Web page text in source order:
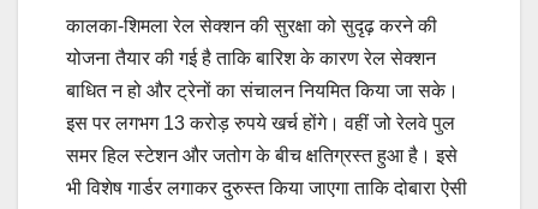
कालका-शिमला रेल सेक्शन की सुरक्षा को सुदृढ़ करने की
योजना तैयार की गई है ताकि बारिश के कारण रेल सेक्शन
बाधित न हो और ट्रेनों का संचालन नियमित किया जा सके।
इस पर लगभग 13 करोड़ रुपये खर्च होंगे। वहीं जो रेलवे पुल
समर हिल स्टेशन और जतोग के बीच क्षतिग्रस्त हुआ है। इसे
भी विशेष गार्डर लगाकर दुरुस्त किया जाएगा ताकि दोबारा ऐसी